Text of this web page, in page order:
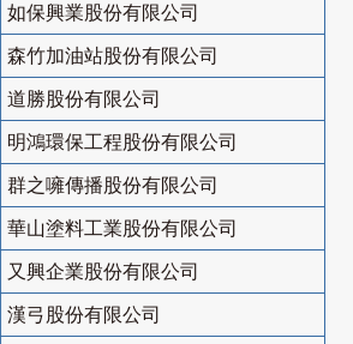
如保興業股份有限公司
森竹加油站股份有限公司
道勝股份有限公司
明鴻環保工程股份有限公司
群之噰傳播股份有限公司
華山塗料工業股份有限公司
又興企業股份有限公司
漢弓股份有限公司